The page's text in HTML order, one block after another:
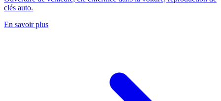
clés auto.
En savoir plus